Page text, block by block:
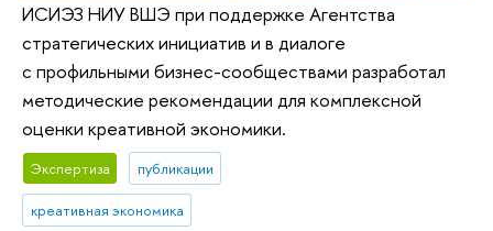
ИСИЭЗ НИУ ВШЭ при поддержке Агентства
стратегических инициатив и в диалоге
с профильными бизнес-сообществами разработал
методические рекомендации для комплексной
оценки креативной экономики.
Экспертиза публикации
креативная экономика